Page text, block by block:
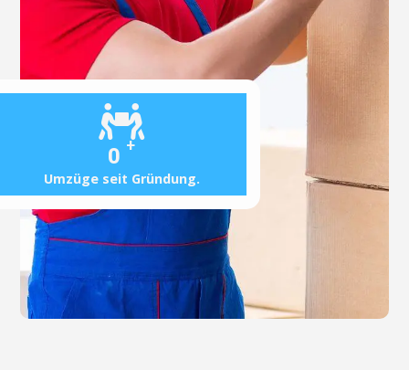
0 +
Umzüge seit Gründung.